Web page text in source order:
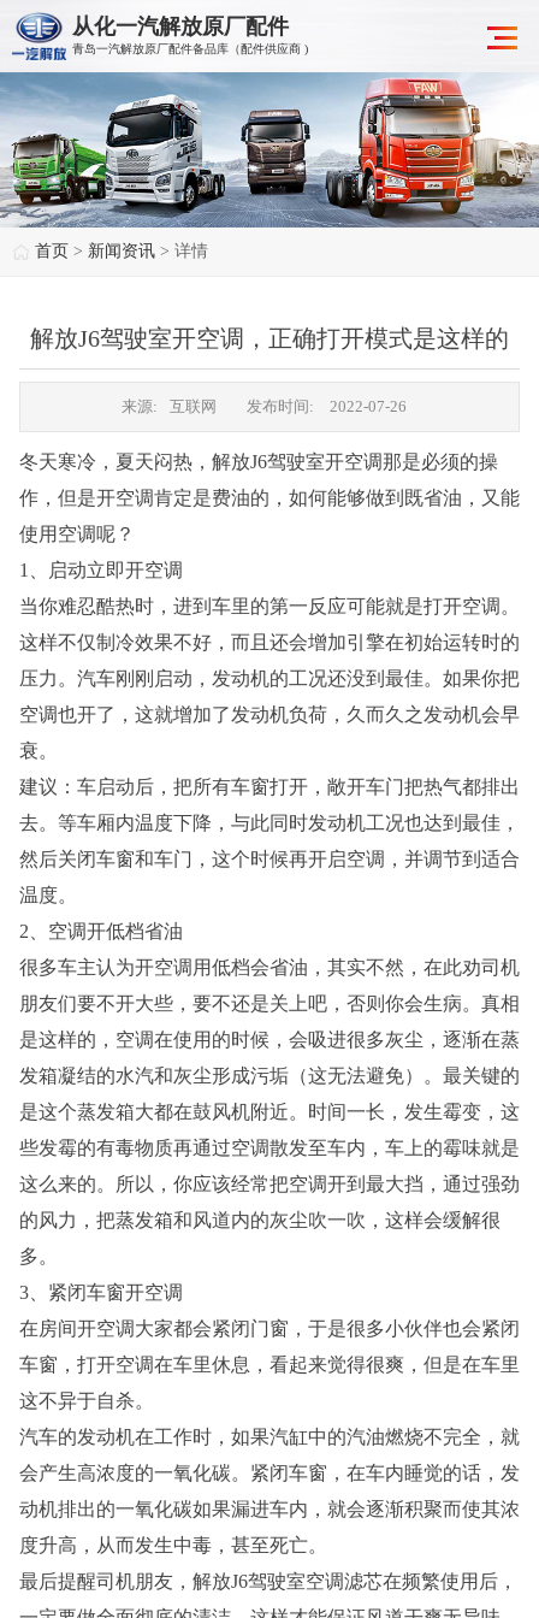
从化一汽解放原厂配件
青岛一汽解放原厂配件备品库（配件供应商 )
首页 > 新闻资讯 > 详情
解放J6驾驶室开空调，正确打开模式是这样的
来源: 互联网 发布时间: 2022-07-26
冬天寒冷，夏天闷热，解放J6驾驶室开空调那是必须的操
作，但是开空调肯定是费油的，如何能够做到既省油，又能
使用空调呢？
1、启动立即开空调
当你难忍酷热时，进到车里的第一反应可能就是打开空调。
这样不仅制冷效果不好，而且还会增加引擎在初始运转时的
压力。汽车刚刚启动，发动机的工况还没到最佳。如果你把
空调也开了，这就增加了发动机负荷，久而久之发动机会早
衰。
建议：车启动后，把所有车窗打开，敞开车门把热气都排出
去。等车厢内温度下降，与此同时发动机工况也达到最佳，
然后关闭车窗和车门，这个时候再开启空调，并调节到适合
温度。
2、空调开低档省油
很多车主认为开空调用低档会省油，其实不然，在此劝司机
朋友们要不开大些，要不还是关上吧，否则你会生病。真相
是这样的，空调在使用的时候，会吸进很多灰尘，逐渐在蒸
发箱凝结的水汽和灰尘形成污垢（这无法避免）。最关键的
是这个蒸发箱大都在鼓风机附近。时间一长，发生霉变，这
些发霉的有毒物质再通过空调散发至车内，车上的霉味就是
这么来的。所以，你应该经常把空调开到最大挡，通过强劲
的风力，把蒸发箱和风道内的灰尘吹一吹，这样会缓解很
多。
3、紧闭车窗开空调
在房间开空调大家都会紧闭门窗，于是很多小伙伴也会紧闭
车窗，打开空调在车里休息，看起来觉得很爽，但是在车里
这不异于自杀。
汽车的发动机在工作时，如果汽缸中的汽油燃烧不完全，就
会产生高浓度的一氧化碳。紧闭车窗，在车内睡觉的话，发
动机排出的一氧化碳如果漏进车内，就会逐渐积聚而使其浓
度升高，从而发生中毒，甚至死亡。
最后提醒司机朋友，解放J6驾驶室空调滤芯在频繁使用后，